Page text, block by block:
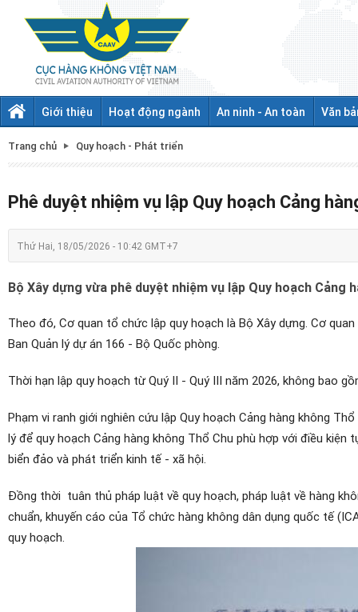
Giới thiệu Hoạt động ngành An ninh - An toàn Văn
Trang chủ Quy hoạch - Phát triển
Phê duyệt nhiệm vụ lập Quy hoạch Cảng
Thứ Hai, 18/05/2026 - 10:42 GMT+7
Bộ Xây dựng vừa phê duyệt nhiệm vụ lập Quy hoạch
Theo đó, Cơ quan tổ chức lập quy hoạch là Bộ Xây dựng. Cơ
Ban Quản lý dự án 166 - Bộ Quốc phòng.
Thời hạn lập quy hoạch từ Quý II - Quý III năm 2026, không bao
Phạm vi ranh giới nghiên cứu lập Quy hoạch Cảng hàng không
lý để quy hoạch Cảng hàng không Thổ Chu phù hợp với điều
biển đảo và phát triển kinh tế - xã hội.
Đồng thời tuân thủ pháp luật về quy hoạch, pháp luật về hàng
chuẩn, khuyến cáo của Tổ chức hàng không dân dụng quốc tế
quy hoạch.